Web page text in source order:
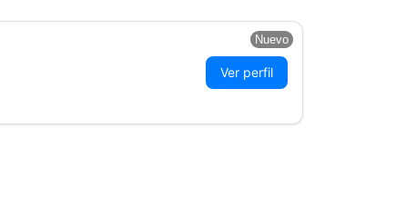
Nuevo
Ver perfil